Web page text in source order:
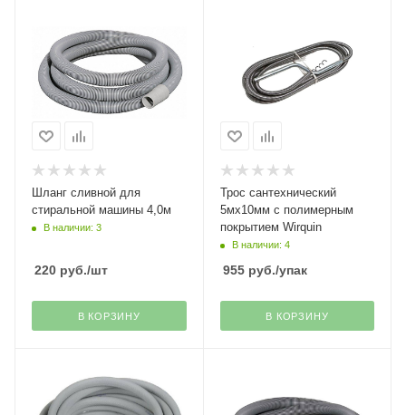
Шланг сливной для
стиральной машины 4,0м
В наличии: 3
220 руб./шт
В КОРЗИНУ
Трос сантехнический
5мх10мм с полимерным
покрытием Wirquin
В наличии: 4
955руб./упак
В КОРЗИНУ